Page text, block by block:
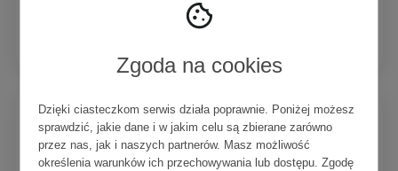
Zgoda na cookies
Dzięki ciasteczkom serwis działa poprawnie. Poniżej możesz
sprawdzić, jakie dane i w jakim celu są zbierane zarówno
przez nas, jak i naszych partnerów. Masz możliwość
określenia warunków ich przechowywania lub dostępu. Zgodę
widzisz puszenie? W tym wpisie...
Najlepsze fryzury do spania
– jak zabezpieczyć włosy na
noc?